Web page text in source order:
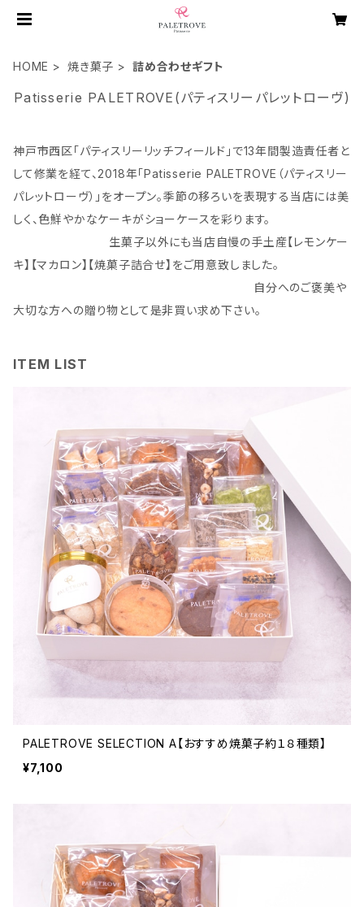
HOME 焼き菓子 詰め合わせギフト
Patisserie PALETROVE(パティスリーパレットローヴ)
神戸市西区「パティスリーリッチフィールド」で13年間製造責任者と
して修業を経て、2018年「Patisserie PALETROVE（パティスリー
パレットローヴ）」をオープン。季節の移ろいを表現する当店には美
しく、色鮮やかなケーキがショーケースを彩ります。
生菓子以外にも当店自慢の手土産【レモンケー
キ】【マカロン】【焼菓子詰合せ】をご用意致しました。
自分へのご褒美や
大切な方への贈り物として是非買い求め下さい。
ITEM LIST
PALETROVE SELECTION A【おすすめ焼菓子約１８種類】
¥7,100